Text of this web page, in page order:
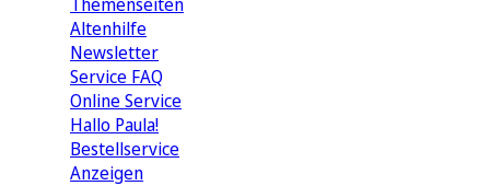
Altenhilfe
Newsletter
Service FAQ
Online Service
Hallo Paula!
Bestellservice
Anzeigen